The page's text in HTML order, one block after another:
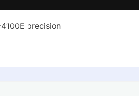
precision